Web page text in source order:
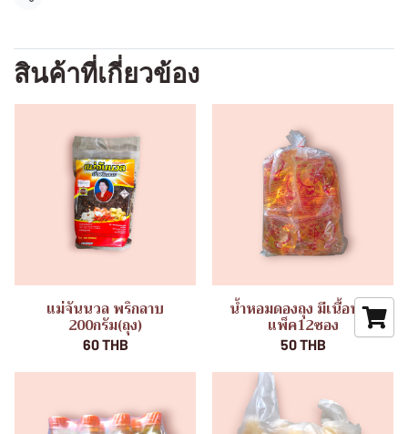
สินค้าที่เกี่ยวข้อง
แม่จันนวล พริกลาบ
200กรัม(ถุง)
60 THB
น้ำหอมดองถุง มีเนื้อหอม
แพ็ค12ซอง
50 THB